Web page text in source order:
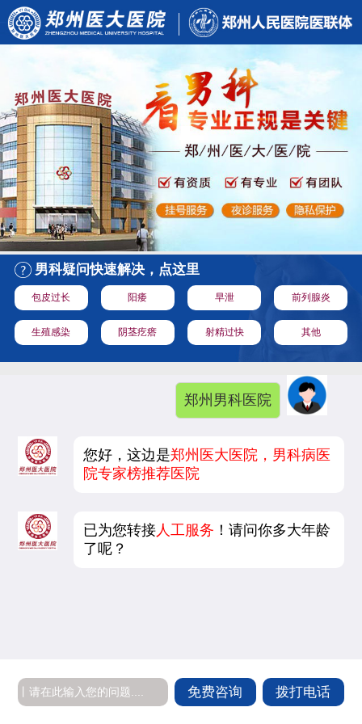
男科疑问快速解决，点这里
包皮过长 阳痿 早泄 前列腺炎
生殖感染 阴茎疙瘩 射精过快 其他
郑州男科医院
您好，这边是郑州医大医院，男科病医
院专家榜推荐医院
已为您转接 人工服务 ！请问你多大年龄
了呢？
免费咨询 拨打电话